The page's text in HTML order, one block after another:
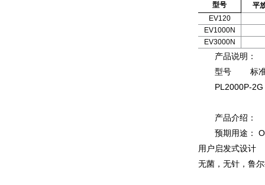
型号
平
EV120
EV1000N
EV3000N
产品说明：
型号 标准
产品介绍：
预期用途：
用户启发式设计
无菌，无针，鲁